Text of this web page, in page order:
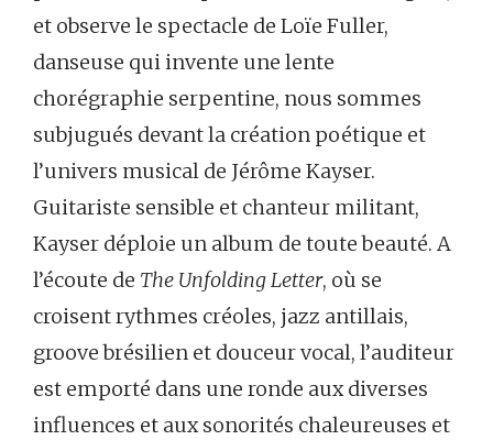
et observe le spectacle de Loïe Fuller,
danseuse qui invente une lente
chorégraphie serpentine, nous sommes
subjugués devant la création poétique et
l’univers musical de Jérôme Kayser.
Guitariste sensible et chanteur militant,
Kayser déploie un album de toute beauté. A
l’écoute de The Unfolding Letter, où se
croisent rythmes créoles, jazz antillais,
groove brésilien et douceur vocal, l’auditeur
est emporté dans une ronde aux diverses
influences et aux sonorités chaleureuses et